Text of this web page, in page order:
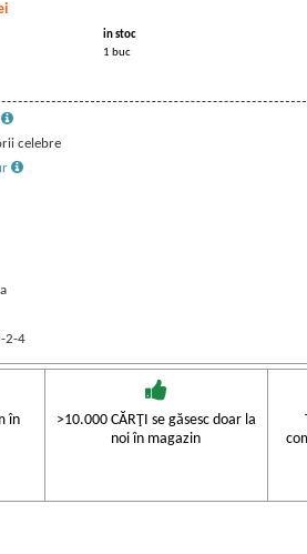
in stoc
1 buc
celebre
2-4
în
>10.000 CĂRŢI se găsesc doar la
noi în magazin